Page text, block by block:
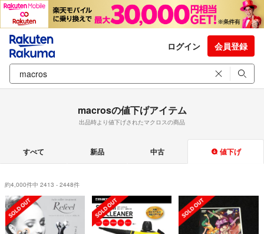
ログイン 会員登録
macrosの値下げアイテム
出品時より値下げされたマクロスの商品
すべて 新品 中古 値下げ
約4,000件中 2413 - 2448件